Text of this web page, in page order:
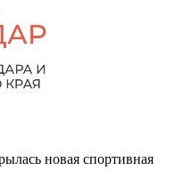
новая спортивная